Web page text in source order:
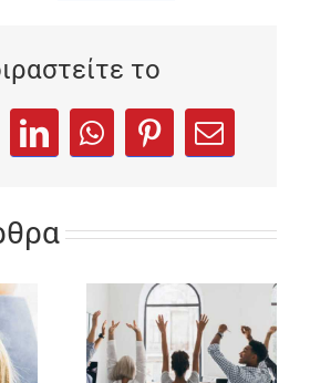
το
a new tab)
in a new tab)
LinkedIn
(opens in a new tab)
WhatsApp
(opens in a new tab)
Pinterest
(opens in a
Email